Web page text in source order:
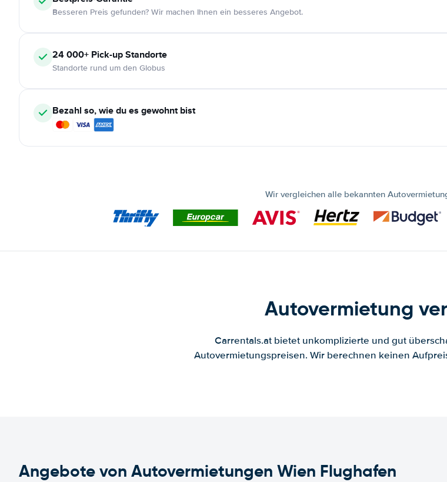
Besseren Preis gefunden? Wir machen Ihnen ein besseres Angebot.
24 000+ Pick-up Standorte
Standorte rund um den Globus
Bezahl so, wie du es gewohnt bist
Wir vergleichen alle bekannten
Autovermietung
Carrentals.at bietet unkomplizierte und gut
Autovermietungspreisen. Wir berechnen keinen
Angebote von Autovermietungen Wien Flughafen